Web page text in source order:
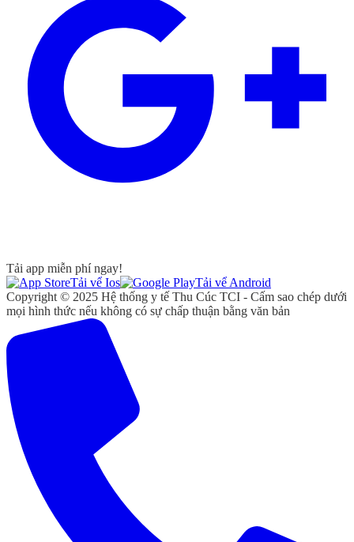
Tải app miễn phí ngay!
Tải vể Ios
Tải vể Android
Copyright © 2025 Hệ thống y tế Thu Cúc TCI - Cấm sao chép dưới
mọi hình thức nếu không có sự chấp thuận bằng văn bản